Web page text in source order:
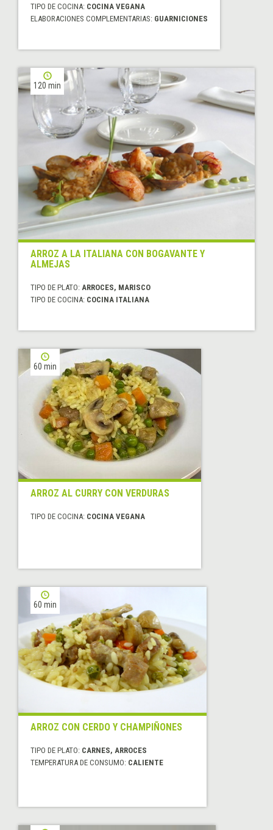
TIPO DE COCINA: COCINA VEGANA
ELABORACIONES COMPLEMENTARIAS: GUARNICIONES
120 min
ARROZ A LA ITALIANA CON BOGAVANTE Y
ALMEJAS
TIPO DE PLATO: ARROCES, MARISCO
TIPO DE COCINA: COCINA ITALIANA
60 min
ARROZ AL CURRY CON VERDURAS
TIPO DE COCINA: COCINA VEGANA
60 min
ARROZ CON CERDO Y CHAMPIÑONES
TIPO DE PLATO: CARNES, ARROCES
TEMPERATURA DE CONSUMO: CALIENTE